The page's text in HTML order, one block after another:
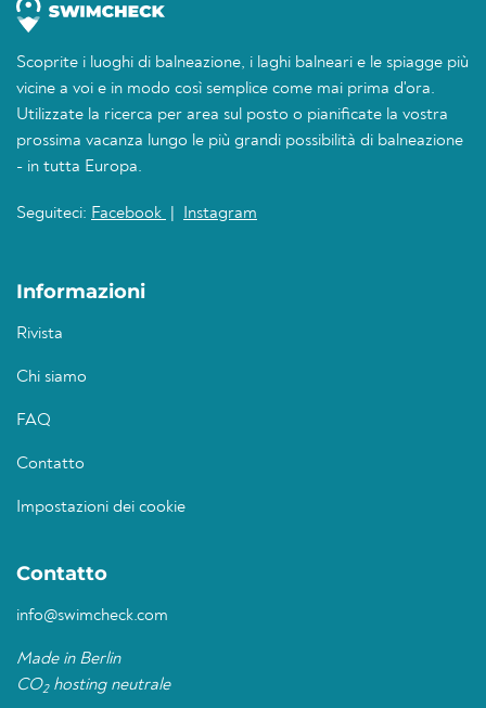
Scoprite i luoghi di balneazione, i laghi balneari e le spiagge più
vicine a voi e in modo così semplice come mai prima d'ora.
Utilizzate la ricerca per area sul posto o pianificate la vostra
prossima vacanza lungo le più grandi possibilità di balneazione
- in tutta Europa.
Seguiteci: Facebook Instagram
Informazioni
Rivista
Chi siamo
FAQ
Contatto
Impostazioni dei cookie
Contatto
info@swimcheck.com
Made in Berlin
CO2hosting neutrale